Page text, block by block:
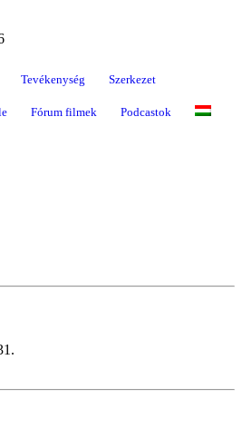
Tevékenység Szerkezet
Fórum filmek Podcastok